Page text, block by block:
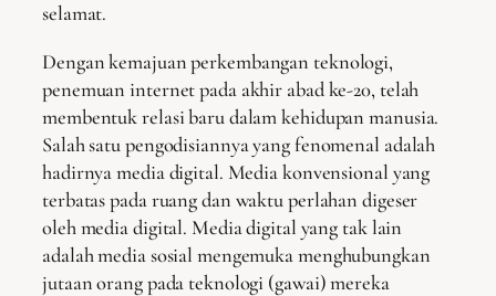
selamat.
Dengan kemajuan perkembangan teknologi,
penemuan internet pada akhir abad ke-20, telah
membentuk relasi baru dalam kehidupan manusia.
Salah satu pengodisiannya yang fenomenal adalah
hadirnya media digital. Media konvensional yang
terbatas pada ruang dan waktu perlahan digeser
oleh media digital. Media digital yang tak lain
adalah media sosial mengemuka menghubungkan
jutaan orang pada teknologi (gawai) mereka